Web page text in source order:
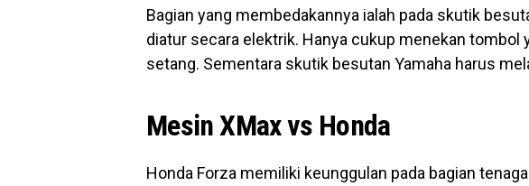
Bagian yang membedakannya ialah pada skutik
diatur secara elektrik. Hanya cukup menekan tombol
setang. Sementara skutik besutan Yamaha harus
Mesin XMax vs Honda
Honda Forza memiliki keunggulan pada bagian